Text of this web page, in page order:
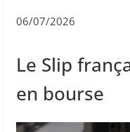
06/07/2026
Le Slip
en bourse